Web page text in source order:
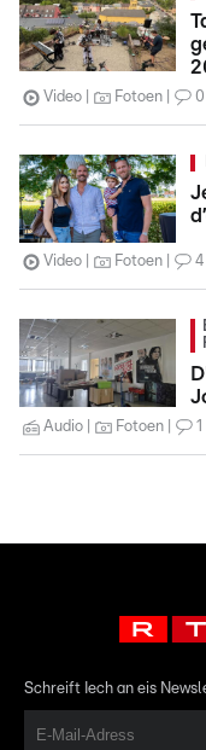
Video Fotoen 0
Video Fotoen 4
Audio Fotoen 1
Schreift Iech an eis